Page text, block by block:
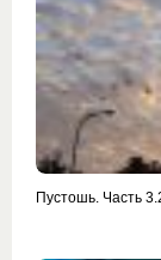
Пустошь. Часть